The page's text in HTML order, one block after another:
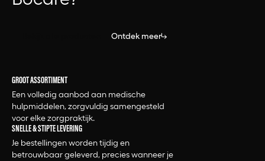
Ontdek meer
GROOT ASSORTIMENT
Een volledig aanbod aan medische
hulpmiddelen, zorgvuldig samengesteld
voor elke zorgpraktijk.
SNELLE & STIPTE LEVERING
Je bestellingen worden tijdig en
betrouwbaar geleverd, precies wanneer je